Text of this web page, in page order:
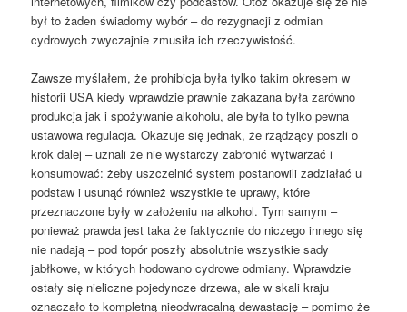
był to żaden świadomy wybór – do rezygnacji z odmian
cydrowych zwyczajnie zmusiła ich rzeczywistość.
Zawsze myślałem, że prohibicja była tylko takim okresem w
historii USA kiedy wprawdzie prawnie zakazana była zarówno
produkcja jak i spożywanie alkoholu, ale była to tylko pewna
ustawowa regulacja. Okazuje się jednak, że rządzący poszli o
krok dalej – uznali że nie wystarczy zabronić wytwarzać i
konsumować: żeby uszczelnić system postanowili zadziałać u
podstaw i usunąć również wszystkie te uprawy, które
przeznaczone były w założeniu na alkohol. Tym samym –
ponieważ prawda jest taka że faktycznie do niczego innego się
nie nadają – pod topór poszły absolutnie wszystkie sady
jabłkowe, w których hodowano cydrowe odmiany. Wprawdzie
ostały się nieliczne pojedyncze drzewa, ale w skali kraju
oznaczało to kompletną nieodwracalną dewastację – pomimo że